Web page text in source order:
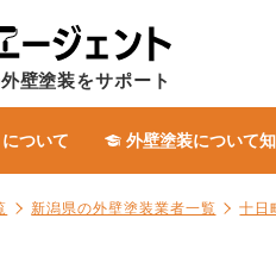
壁塗装をサポート
ついて 外壁塗装について
新潟県の外壁塗装業者一覧 十日